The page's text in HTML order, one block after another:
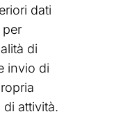
dati
di
invio di
attività.